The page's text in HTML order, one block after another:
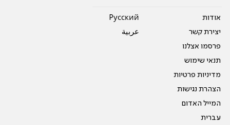
אודות
יצירת קשר
פרסמו אצלנו
תנאי שימוש
מדיניות פרטיות
הצהרת נגישות
המייל האדום
עברית
Pусский
عربية